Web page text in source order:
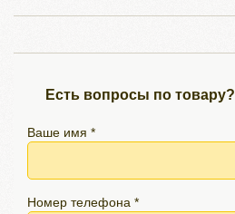
Есть вопросы по товару?
Ваше имя *
Номер телефона *